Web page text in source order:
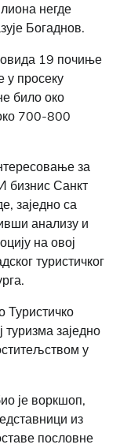
негде
Богаднов.
19 почиње
у просеку
било око
700-800
за
бизнис Санкт
заједно са
анализу и
на овој
туристичког
Туристичко
заједно
у
је воркшоп,
из
пословне